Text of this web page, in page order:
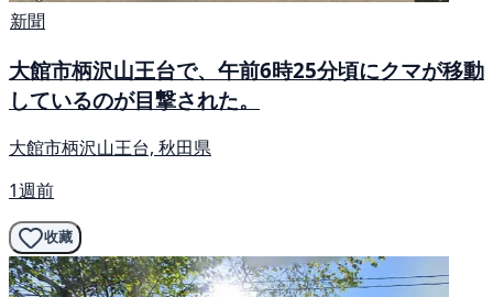
新聞
大館市柄沢山王台で、午前6時25分頃にクマが移動
しているのが目撃された。
大館市柄沢山王台, 秋田県
1週前
收藏